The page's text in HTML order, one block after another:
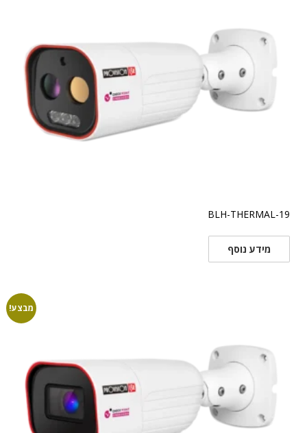
BLH-THERMAL-19
מידע נוסף
מבצע!